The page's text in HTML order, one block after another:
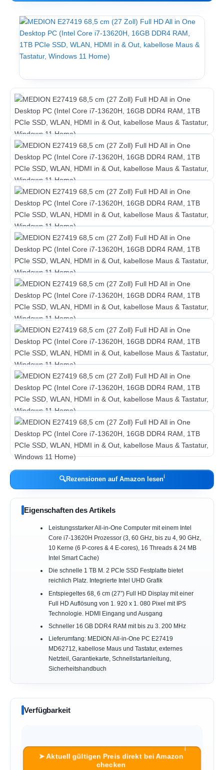
🔍Rezensionen auf Amazon lesenℹ︎
Eigenschaften des Artikels
Leistungsstarker All-in-One Computer mit einem Intel
Core i7-13620H Prozessor (3, 60 GHz, bis zu 4, 90 GHz,
10 Kerne (6 P-cores & 4 E-cores), 16 Threads & 24 MB
Intel Smart Cache)
Die schnelle 1 TB M. 2 PCIe SSD Festplatte bietet
reichlich Platz. Integrierte Intel UHD Grafik
Entspiegeltes 68, 6 cm (27”) Full HD Display mit einer
Full HD Auflösung von 1. 920 x 1. 080 Pixel mit IPS
Technologie. HDMI Eingang und Ausgang
Schneller 16 GB DDR4 RAM mit bis zu 3. 200 MHz
Lieferumfang: MEDION All-in-One PC E27419
MD62712, kabellose Maus und Tastatur, externes
Netzteil, Garantiekarte, Schnellstartanleitung,
Sicherheitshandbuch
Verfügbarkeit
➤ Aktuell gültigen Preis direkt bei Amazon
checken
ℹ︎